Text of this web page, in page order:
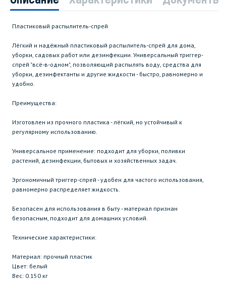
Пластиковый распылитель-спрей
Лёгкий и надёжный пластиковый распылитель-спрей для дома,
уборки, садовых работ или дезинфекции. Универсальный триггер-
спрей "всё-в-одном", позволяющий распылять воду, средства для
уборки, дезинфектанты и другие жидкости - быстро, равномерно и
удобно.
Преимущества:
Изготовлен из прочного пластика - лёгкий, но устойчивый к
регулярному использованию.
Универсальное применение: подходит для уборки, поливки
растений, дезинфекции, бытовых и хозяйственных задач.
Эргономичный триггер-спрей - удобен для частого использования,
равномерно распределяет жидкость.
Безопасен для использования в быту - материал признан
безопасным, подходит для домашних условий.
Технические характеристики:
Материал: прочный пластик
Цвет: белый
Вес: 0.150 кг